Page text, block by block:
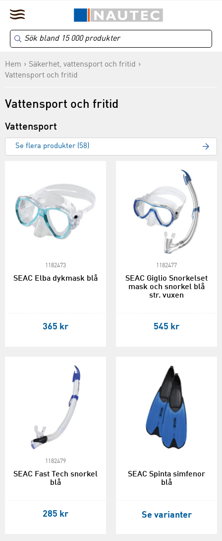
Hem
Säkerhet, vattensport och fritid
Vattensport och fritid
Vattensport och fritid
Vattensport
Se flera produkter (58)
1182473
SEAC Elba dykmask blå
365 kr
1182477
SEAC Giglio Snorkelset
mask och snorkel blå
str. vuxen
545 kr
1182479
SEAC Fast Tech snorkel
blå
285 kr
SEAC Spinta simfenor
blå
Se varianter